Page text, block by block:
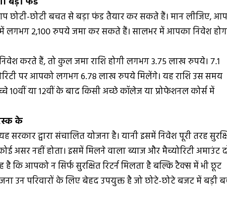
छोटी-छोटी बचत से बड़ा फंड तैयार कर सकते हैं। मान लीजिए, आप
में लगभग 2,100 रुपये जमा कर सकते हैं। सालभर में आपका निवेश
करते हैं, तो कुल जमा राशि होगी लगभग 3.75 लाख रुपये। 7.1
पर आपको लगभग 6.78 लाख रुपये मिलेंगे। यह राशि उस समय
या 12वीं के बाद किसी अच्छे कॉलेज या प्रोफेशनल कोर्स में
के
द्वारा संचालित योजना है। यानी इसमें निवेश पूरी तरह
असर नहीं होता। इसमें मिलने वाला ब्याज और मैच्योरिटी अमाउंट
कि आपको न सिर्फ सुरक्षित रिटर्न मिलता है बल्कि टैक्स में भी छूट
उन परिवारों के लिए बेहद उपयुक्त है जो छोटे-छोटे बजट में बड़ी